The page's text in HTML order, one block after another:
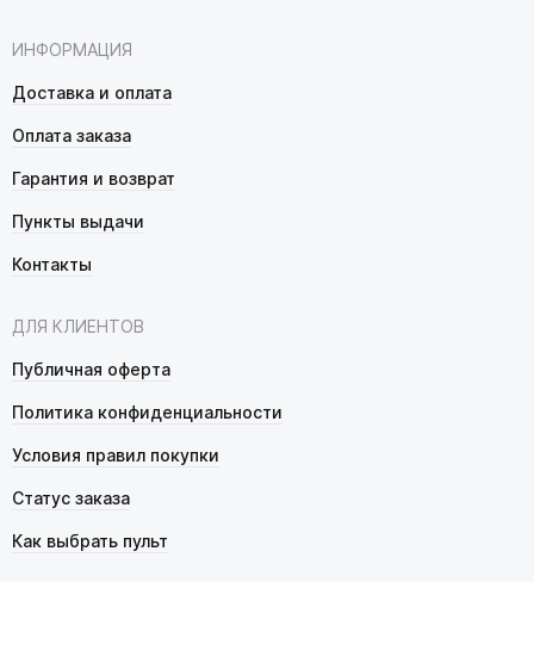
ИНФОРМАЦИЯ
Доставка и оплата
Оплата заказа
Гарантия и возврат
Пункты выдачи
Контакты
ДЛЯ КЛИЕНТОВ
Публичная оферта
Политика конфиденциальности
Условия правил покупки
Статус заказа
Как выбрать пульт